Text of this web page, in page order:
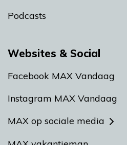
Podcasts
Websites & Social
Facebook MAX Vandaag
Instagram MAX Vandaag
MAX op sociale media